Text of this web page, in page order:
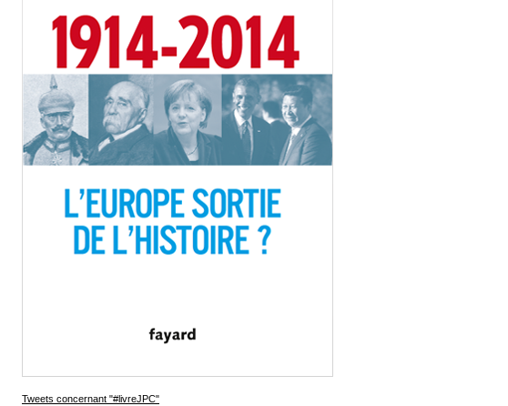
Tweets concernant "#livreJPC"